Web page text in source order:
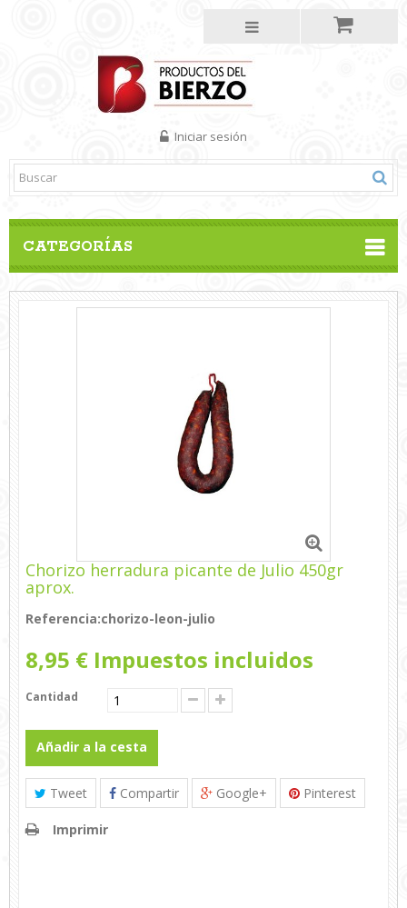
CATEGORÍAS
Iniciar sesión
Chorizo herradura picante de Julio 450gr
aprox.
Referencia:chorizo-leon-julio
8,95 € Impuestos incluidos
Cantidad
Añadir a la cesta
Tweet Compartir Google+ Pinterest
Imprimir